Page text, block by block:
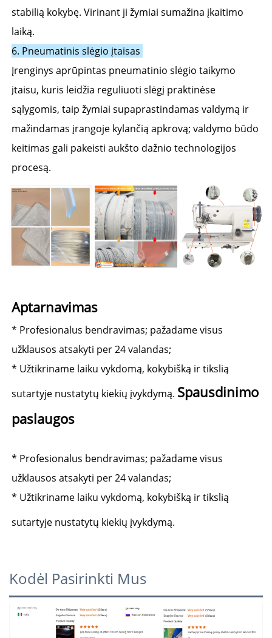
stabilią kokybę. Virinant ji žymiai sumažina įkaitimo
laiką.
6. Pneumatinis slėgio įtaisas
Įrenginys aprūpintas pneumatinio slėgio taikymo
įtaisu, kuris leidžia reguliuoti slėgį praktinėse
sąlygomis, taip žymiai supaprastindamas valdymą ir
mažindamas įrangoje kylančią apkrovą; valdymo būdo
keitimas gali pakeisti aukšto dažnio technologijos
procesą.
Aptarnavimas
* Profesionalus bendravimas; pažadame visus
užklausos atsakyti per 24 valandas;
* Užtikriname laiku vykdomą, kokybišką ir tikslią
sutartyje nustatytų kiekių įvykdymą. Spausdinimo
paslaugos
* Profesionalus bendravimas; pažadame visus
užklausos atsakyti per 24 valandas;
* Užtikriname laiku vykdomą, kokybišką ir tikslią
sutartyje nustatytų kiekių įvykdymą.
Kodėl Pasirinkti Mus